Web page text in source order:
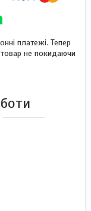
платежі. Тепер
не покидаючи